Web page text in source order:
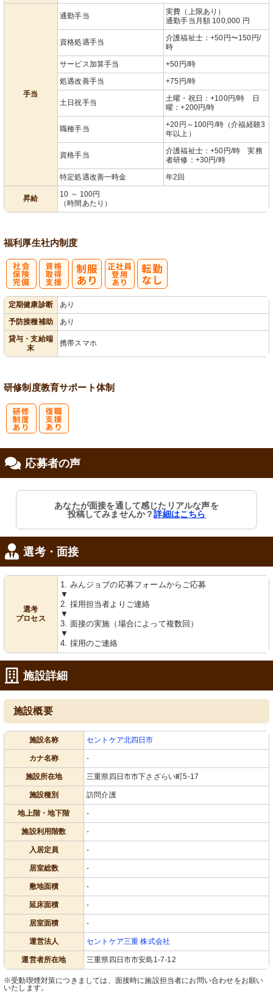
手当
通勤手当
実費（上限あり）
通勤手当月額 100,000 円
資格処遇手当
介護福祉士：+50円〜150円/
時
サービス加算手当
+50円/時
処遇改善手当
+75円/時
土日祝手当
土曜・祝日：+100円/時 日
曜：+200円/時
職種手当
+20円～100円/時（介福経験3
年以上）
資格手当
介護福祉士：+50円/時 実務
者研修：+30円/時
特定処遇改善一時金
年2回
昇給
10 ～ 100円
（時間あたり）
福利厚生社内制度
定期健康診断
あり
予防接種補助
あり
貸与・支給端
末
携帯スマホ
研修制度教育サポート体制
応募者の声
あなたが面接を通して感じたリアルな声を
投稿してみませんか？詳細はこちら
選考・面接
選考
プロセス
1. みんジョブの応募フォームからご応募
▼
2. 採用担当者よりご連絡
▼
3. 面接の実施（場合によって複数回）
▼
4. 採用のご連絡
施設詳細
施設概要
施設名称 セントケア北四日市
カナ名称 -
施設所在地 三重県四日市市下さざらい町5-17
施設種別 訪問介護
地上階・地下階 -
施設利用階数 -
入居定員 -
居室総数 -
敷地面積 -
延床面積 -
居室面積 -
運営法人 セントケア三重 株式会社
運営者所在地 三重県四日市市安島1-7-12
※受動喫煙対策につきましては、面接時に施設担当者にお問い合わせをお願い
いたします。